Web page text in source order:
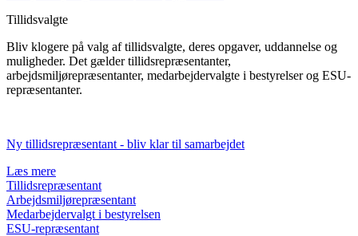
Tillidsvalgte
Bliv klogere på valg af tillidsvalgte, deres opgaver, uddannelse og
muligheder. Det gælder tillidsrepræsentanter,
arbejdsmiljørepræsentanter, medarbejdervalgte i bestyrelser og ESU-
repræsentanter.
Ny tillidsrepræsentant - bliv klar til samarbejdet
Læs mere
Tillidsrepræsentant
Arbejdsmiljørepræsentant
Medarbejdervalgt i bestyrelsen
ESU-repræsentant